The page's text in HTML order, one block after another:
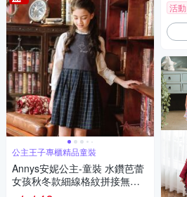
公主王子專櫃精品童裝
Annys安妮公主-童裝 水鑽芭蕾
女孩秋冬款細線格紋拼接無袖
洋裝*2238藍色
活動